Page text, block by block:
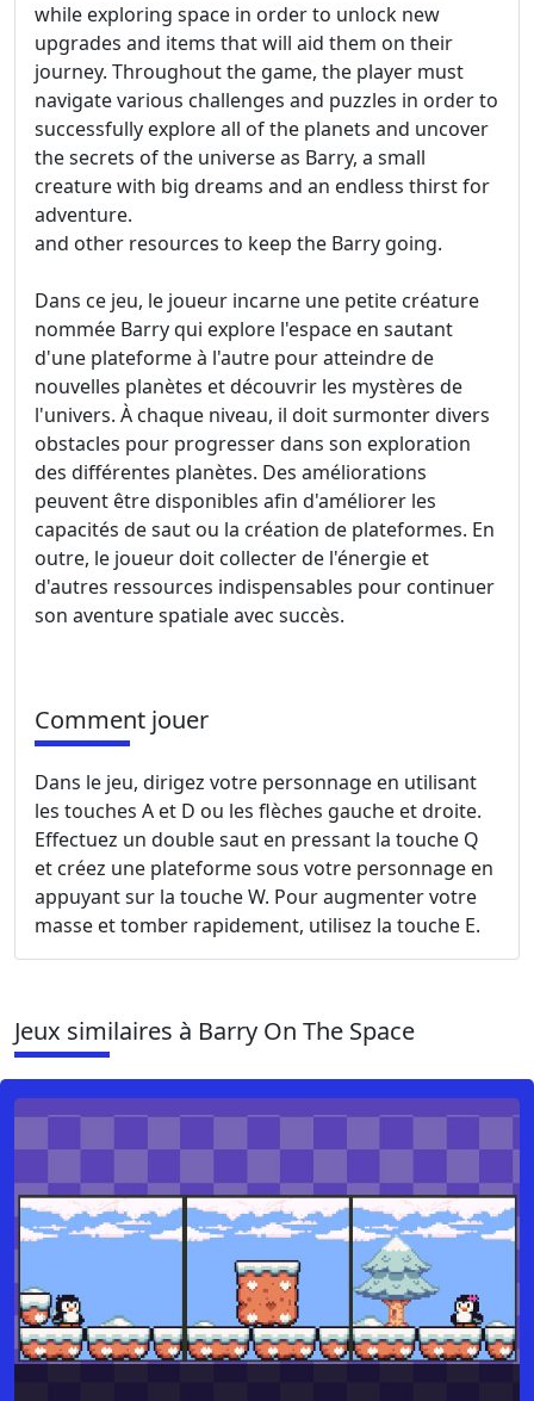
while exploring space in order to unlock new
upgrades and items that will aid them on their
journey. Throughout the game, the player must
navigate various challenges and puzzles in order to
successfully explore all of the planets and uncover
the secrets of the universe as Barry, a small
creature with big dreams and an endless thirst for
adventure.
and other resources to keep the Barry going.
Dans ce jeu, le joueur incarne une petite créature
nommée Barry qui explore l'espace en sautant
d'une plateforme à l'autre pour atteindre de
nouvelles planètes et découvrir les mystères de
l'univers. À chaque niveau, il doit surmonter divers
obstacles pour progresser dans son exploration
des différentes planètes. Des améliorations
peuvent être disponibles afin d'améliorer les
capacités de saut ou la création de plateformes. En
outre, le joueur doit collecter de l'énergie et
d'autres ressources indispensables pour continuer
son aventure spatiale avec succès.
Comment jouer
Dans le jeu, dirigez votre personnage en utilisant
les touches A et D ou les flèches gauche et droite.
Effectuez un double saut en pressant la touche Q
et créez une plateforme sous votre personnage en
appuyant sur la touche W. Pour augmenter votre
masse et tomber rapidement, utilisez la touche E.
Jeux similaires à Barry On The Space